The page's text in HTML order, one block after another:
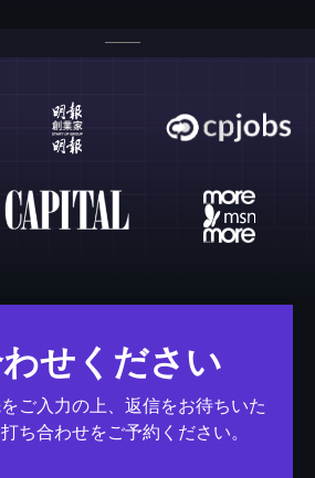
せください
ご入力の上、返信をお待ちいた
ち合わせをご予約ください。